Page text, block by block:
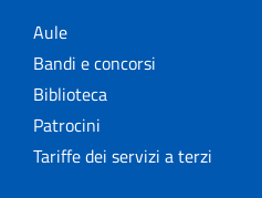
Aule
Bandi e concorsi
Biblioteca
Patrocini
Tariffe dei servizi a terzi